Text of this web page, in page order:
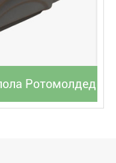
Ротомолдед